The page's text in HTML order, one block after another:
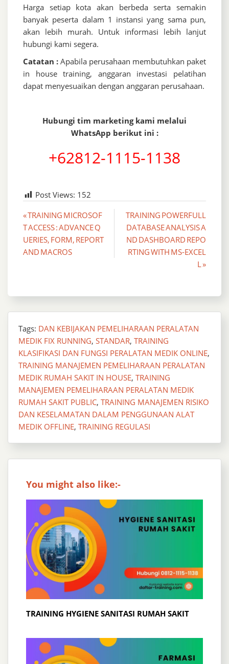
Harga setiap kota akan berbeda serta semakin
banyak peserta dalam 1 instansi yang sama pun,
akan lebih murah. Untuk informasi lebih lanjut
hubungi kami segera.
Catatan : Apabila perusahaan membutuhkan paket
in house training, anggaran investasi pelatihan
dapat menyesuaikan dengan anggaran perusahaan.
Hubungi tim marketing kami melalui
WhatsApp berikut ini :
+62812-1115-1138
Post Views: 152
Post
navigation
« TRAINING MICROSOF
T ACCESS : ADVANCE Q
UERIES, FORM, REPORT
AND MACROS
TRAINING POWERFULL
DATABASE ANALYSIS A
ND DASHBOARD REPO
RTING WITH MS-EXCEL
L »
Tags: DAN KEBIJAKAN PEMELIHARAAN PERALATAN
MEDIK FIX RUNNING, STANDAR, TRAINING
KLASIFIKASI DAN FUNGSI PERALATAN MEDIK ONLINE,
TRAINING MANAJEMEN PEMELIHARAAN PERALATAN
MEDIK RUMAH SAKIT IN HOUSE, TRAINING
MANAJEMEN PEMELIHARAAN PERALATAN MEDIK
RUMAH SAKIT PUBLIC, TRAINING MANAJEMEN RISIKO
DAN KESELAMATAN DALAM PENGGUNAAN ALAT
MEDIK OFFLINE, TRAINING REGULASI
You might also like:-
TRAINING HYGIENE SANITASI RUMAH SAKIT